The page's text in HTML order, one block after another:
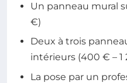
Un panneau mural
€)
Deux à trois
intérieurs (400 € – 1
La pose par un